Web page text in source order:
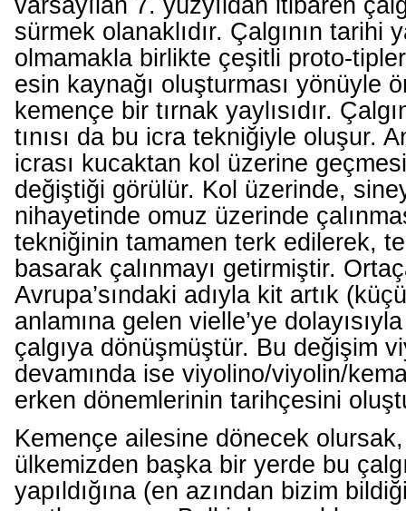
varsayılan 7. yüzyıldan itibaren
sürmek olanaklıdır. Çalgının tarihi
olmamakla birlikte çeşitli proto-
esin kaynağı oluşturması yönüyle
kemençe bir tırnak yaylısıdır.
tınısı da bu icra tekniğiyle oluşur.
icrası kucaktan kol üzerine
değiştiği görülür. Kol üzerinde,
nihayetinde omuz üzerinde
tekniğinin tamamen terk edilerek,
basarak çalınmayı getirmiştir.
Avrupa’sındaki adıyla kit artık
anlamına gelen vielle’ye
çalgıya dönüşmüştür. Bu değişim
devamında ise viyolino/viyolin/
erken dönemlerinin tarihçesini
Kemençe ailesine dönecek
ülkemizden başka bir yerde bu
yapıldığına (en azından bizim